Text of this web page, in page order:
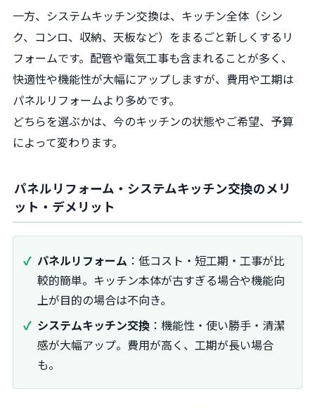
一方、システムキッチン交換は、キッチン全体（シン
ク、コンロ、収納、天板など）をまるごと新しくするリ
フォームです。配管や電気工事も含まれることが多く、
快適性や機能性が大幅にアップしますが、費用や工期は
パネルリフォームより多めです。
どちらを選ぶかは、今のキッチンの状態やご希望、予算
によって変わります。
パネルリフォーム・システムキッチン交換のメリ
ット・デメリット
パネルリフォーム ：低コスト・短工期・工事が比
較的簡単。キッチン本体が古すぎる場合や機能向
上が目的の場合は不向き。
システムキッチン交換 ：機能性・使い勝手・清潔
感が大幅アップ。費用が高く、工期が長い場合
も。